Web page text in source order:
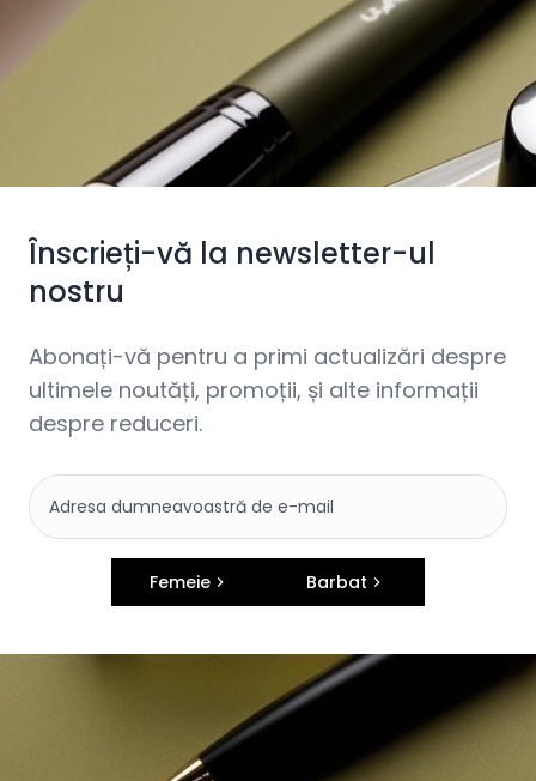
Înscrieți-vă la newsletter-ul
nostru
Abonați-vă pentru a primi actualizări despre
ultimele noutăți, promoții, și alte informații
despre reduceri.
Femeie Barbat